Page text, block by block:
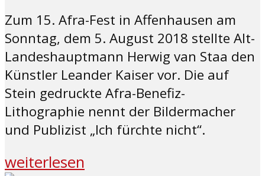
Zum 15. Afra-Fest in Affenhausen am
Sonntag, dem 5. August 2018 stellte Alt-
Landeshauptmann Herwig van Staa den
Künstler Leander Kaiser vor. Die auf
Stein gedruckte Afra-Benefiz-
Lithographie nennt der Bildermacher
und Publizist „Ich fürchte nicht“.
weiterlesen